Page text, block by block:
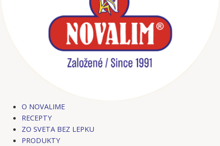
O NOVALIME
RECEPTY
ZO SVETA BEZ LEPKU
PRODUKTY